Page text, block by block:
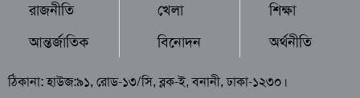
রাজনীতি
আন্তর্জাতিক
খেলা
বিনোদন
শিক্ষা
অর্থনীতি
ঠিকানা: হাউজ:৯১, রোড-১৩/সি, ব্লক-ই, বনানী, ঢাকা-১২৩০।